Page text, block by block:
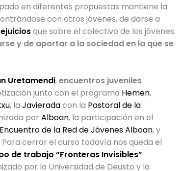
en diferentes propuestas mantiene la
con otros jóvenes, de darse a
que sobre el colectivo de los jóvenes
y de aportar a la sociedad en la que se
Uretamendi,encuentros juveniles
junto con el programa Hemen,
, la Javieradacon la Pastoral de la
por Alboan, la participación en el
Encuentro de la Red de Jóvenes Alboan, y
Para cerrar el curso todavía nos queda el
de trabajo “Fronteras Invisibles”
por la Universidad de Deusto y la